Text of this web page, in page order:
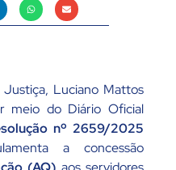
Luciano Mattos
meio do Diário Oficial
nº 2659/2025
a concessão